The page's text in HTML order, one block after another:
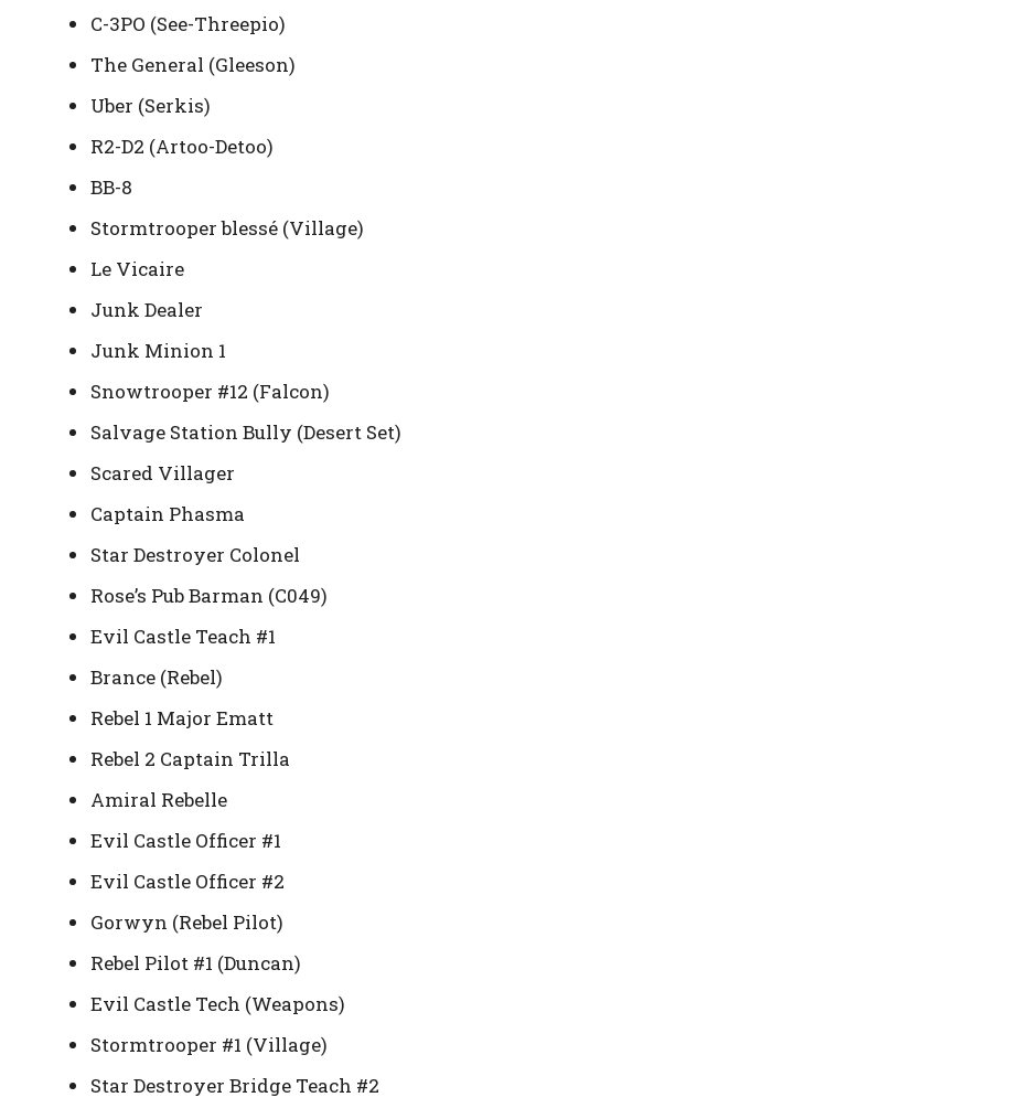
C-3PO (See-Threepio)
The General (Gleeson)
Uber (Serkis)
R2-D2 (Artoo-Detoo)
BB-8
Stormtrooper blessé (Village)
Le Vicaire
Junk Dealer
Junk Minion 1
Snowtrooper #12 (Falcon)
Salvage Station Bully (Desert Set)
Scared Villager
Captain Phasma
Star Destroyer Colonel
Rose’s Pub Barman (C049)
Evil Castle Teach #1
Brance (Rebel)
Rebel 1 Major Ematt
Rebel 2 Captain Trilla
Amiral Rebelle
Evil Castle Officer #1
Evil Castle Officer #2
Gorwyn (Rebel Pilot)
Rebel Pilot #1 (Duncan)
Evil Castle Tech (Weapons)
Stormtrooper #1 (Village)
Star Destroyer Bridge Teach #2